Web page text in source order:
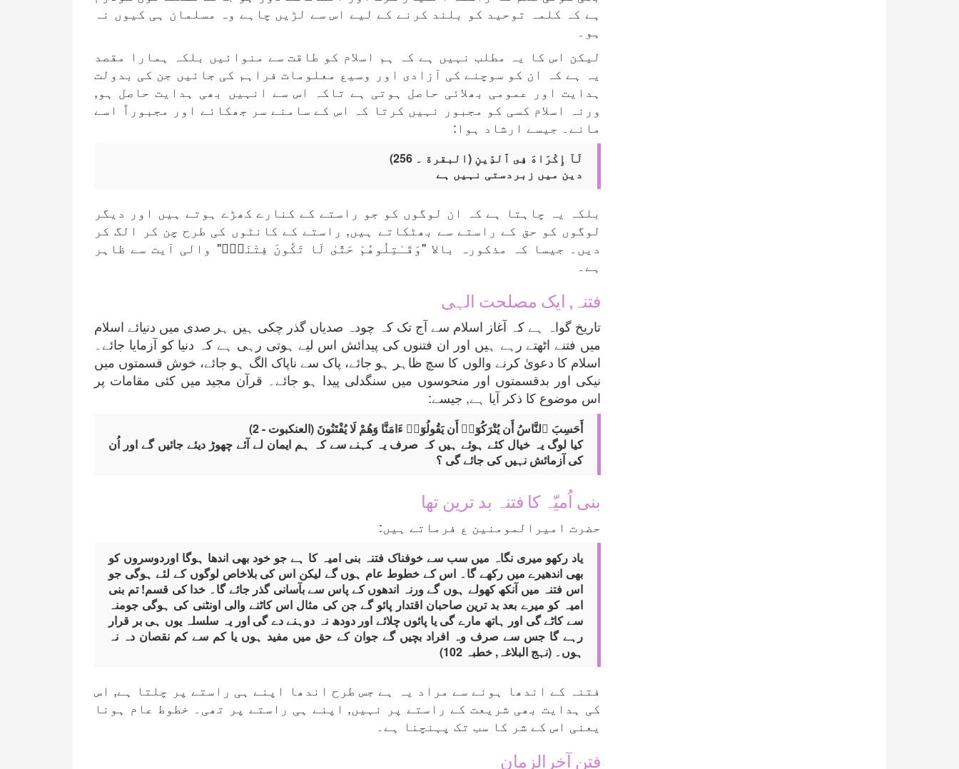
ہے کہ کلمہ توحید کو بلند کرنے کے لیے اس سے لڑیں چاہے وہ مسلمان ہی کیوں نہ
ہو۔
لیکن اس کا یہ مطلب نہیں ہے کہ ہم اسلام کو طاقت سے منوائیں بلکہ ہمارا مقصد
یہ ہے کہ ان کو سوچنے کی آزادی اور وسیع معلومات فراہم کی جائیں جن کی بدولت
ہدایت اور عمومی بھلائی حاصل ہوتی ہے تاکہ اس سے انہیں بھی ہدایت حاصل ہو,
ورنہ اسلام کسی کو مجبور نہیں کرتا کہ اس کے سامنے سر جھکائے اور مجبوراً اسے
مانے۔ جیسے ارشاد ہوا:
لَآ إِكْرَاهَ فِى ٱلدِّينِ (البقرة ۔ 256)
دین میں زبردستی نہیں ہے
بلکہ یہ چاہتا ہے کہ ان لوگوں کو جو راستے کے کنارے کھڑے ہوتے ہیں اور دیگر
لوگوں کو حق کے راستے سے بھٹکاتے ہیں, راستے کے کانٹوں کی طرح چن کر الگ کر
دیں۔ جیسا کہ مذکورہ بالا "وَقَـٰتِلُوهُمْ حَتَّىٰ لَا تَكُونَ فِتْنَةٌۭ" والی آیت سے ظاہر
ہے۔
فتنہ, ایک مصلحت الہی
تاریخ گواہ ہے کہ آغاز اسلام سے آج تک کہ چودہ صدیاں گذر چکی ہیں ہر صدی میں دنیائے اسلام
میں فتنے اٹھتے رہے ہیں اور ان فتنوں کی پیدائش اس لیے ہوتی رہی ہے کہ دنیا کو آزمایا جائے۔
اسلام کا دعویٰ کرنے والوں کا سچ ظاہر ہو جائے، پاک سے ناپاک الگ ہو جائے، خوش قسمتوں میں
نیکی اور بدقسمتوں اور منحوسوں میں سنگدلی پیدا ہو جائے۔ قرآن مجید میں کئی مقامات پر
اس موضوع کا ذکر آیا ہے, جیسے:
أَحَسِبَ ٱلنَّاسُ أَن يُتْرَكُوٓا۟ أَن يَقُولُوٓا۟ ءَامَنَّا وَهُمْ لَا يُفْتَنُونَ (العنکبوت - 2)
کیا لوگ یہ خیال کئے ہوئے ہیں کہ صرف یہ کہنے سے کہ ہم ایمان لے آئے چھوڑ دیئے جائیں گے اور اُن
کی آزمائش نہیں کی جائے گی ؟
بنی اُمیّہ کا فتنہ بد ترین تھا
حضرت امیرالمومنین ع فرماتے ہیں:
یاد رکھو میری نگاہ میں سب سے خوفناک فتنہ بنی امیہ کا ہے جو خود بھی اندھا ہوگا اوردوسروں کو
بھی اندھیرے میں رکھے گا۔ اس کے خطوط عام ہوں گے لیکن اس کی بلاخاص لوگوں کے لئے ہوگی جو
اس فتنہ میں آنکھ کھولے ہوں گے ورنہ اندھوں کے پاس سے بآسانی گذر جائے گا۔ خدا کی قسم! تم بنی
امیہ کو میرے بعد بد ترین صاحبان اقتدار پائو گے جن کی مثال اس کاٹنے والی اونٹنی کی ہوگی جومنہ
سے کاٹے گی اور ہاتھ مارے گی یا پائوں چلائے اور دودھ نہ دوہنے دے گی اور یہ سلسلہ یوں ہی بر قرار
رہے گا جس سے صرف وہ افراد بچیں گے جوان کے حق میں مفید ہوں یا کم سے کم نقصان دہ نہ
ہوں۔ (نہج البلاغہ, خطبہ 102)
فتنہ کے اندھا ہونے سے مراد یہ ہے جس طرح اندھا اپنے ہی راستے پر چلتا ہے, اس
کی ہدایت بھی شریعت کے راستے پر نہیں, اپنے ہی راستے پر تھی۔ خطوط عام ہونا
یعنی اس کے شر کا سب تک پہنچنا ہے۔
فتن آخرالزمان